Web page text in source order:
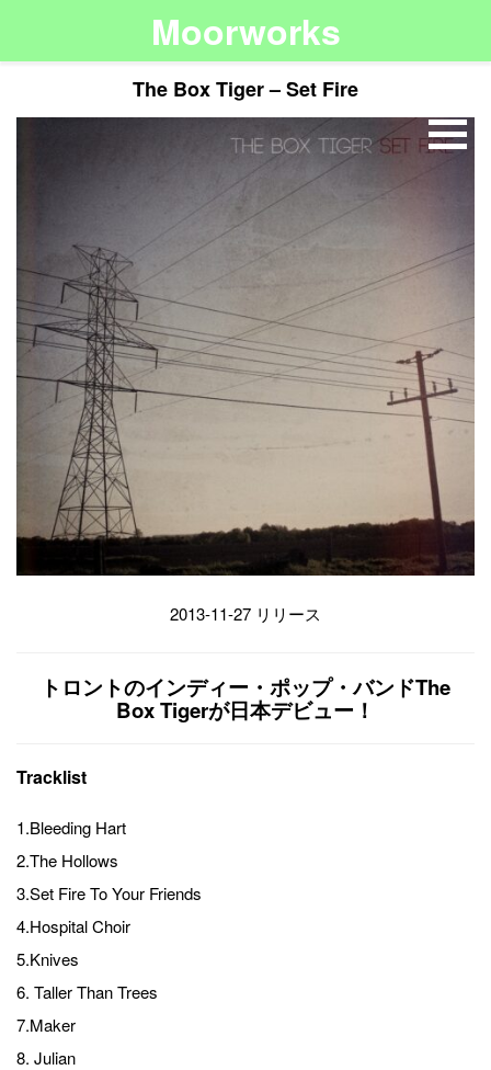
Moorworks
The Box Tiger – Set Fire
2013-11-27 リリース
トロントのインディー・ポップ・バンドThe
Box Tigerが日本デビュー！
Tracklist
1.Bleeding Hart
2.The Hollows
3.Set Fire To Your Friends
4.Hospital Choir
5.Knives
6. Taller Than Trees
7.Maker
8. Julian